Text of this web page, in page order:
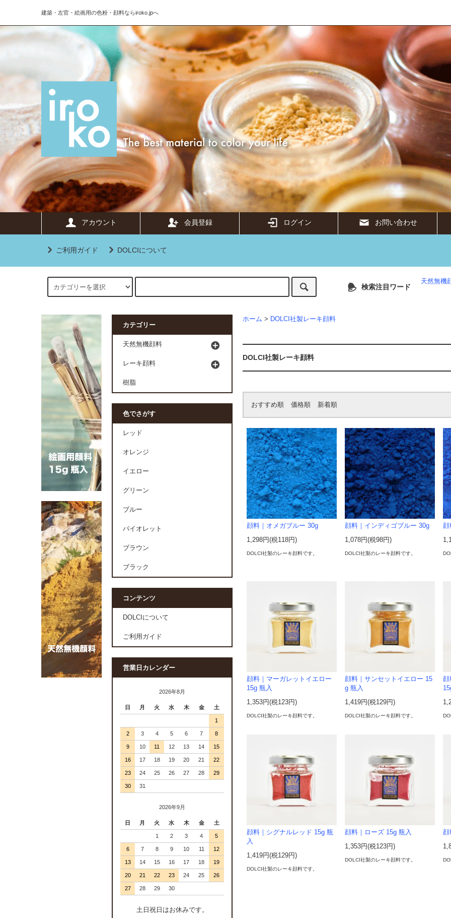
建築・左官・絵画用の色粉・顔料ならiroko.jpへ
アカウント 会員登録 ログイン お問い合わせ
ご利用ガイド DOLCIについて
検索注目ワード
天然無機
ホーム > DOLCI社製レーキ顔料
DOLCI社製レーキ顔料
おすすめ順 価格順 新着順
顔料｜オメガブルー 30g
1,298円(税118円)
DOLCI社製のレーキ顔料です。
顔料｜インディゴブルー 30g
1,078円(税98円)
DOLCI社製のレーキ顔料です。
顔
顔料｜マーガレットイエロー
15g 瓶入
1,353円(税123円)
DOLCI社製のレーキ顔料です。
顔料｜サンセットイエロー 15
g 瓶入
1,419円(税129円)
DOLCI社製のレーキ顔料です。
顔
顔料｜シグナルレッド 15g 瓶
入
1,419円(税129円)
DOLCI社製のレーキ顔料です。
顔料｜ローズ 15g 瓶入
1,353円(税123円)
DOLCI社製のレーキ顔料です。
顔
カテゴリー
天然無機顔料
レーキ顔料
樹脂
色でさがす
レッド
オレンジ
イエロー
グリーン
ブルー
バイオレット
ブラウン
ブラック
コンテンツ
DOLCIについて
ご利用ガイド
営業日カレンダー
2026年8月
日 月 火 水 木 金 土
1
2 3 4 5 6 7 8
9 10 11 12 13 14 15
16 17 18 19 20 21 22
23 24 25 26 27 28 29
30 31
2026年9月
日 月 火 水 木 金 土
1 2 3 4 5
6 7 8 9 10 11 12
13 14 15 16 17 18 19
20 21 22 23 24 25 26
27 28 29 30
土日祝日はお休みです。